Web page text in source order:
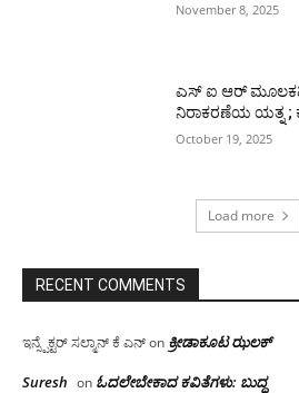
November 8, 2025
ಎಸ್ ಐ ಆರ್
ನಿರಾಕರಣೆಯ ಯತ್ನ ;
October 19, 2025
Load more
RECENT COMMENTS
ಇನ್ಸ್ಪೆಕ್ಟರ್ ಸಲ್ಮಾನ್ ಕೆ ಎನ್on ಕ್ರೀಡಾಕೂಟ ಝಲಕ್
Suresh on ಓದಲೇಬೇಕಾದ‌ ಕವಿತೆಗಳು: ಬುದ್ಧ